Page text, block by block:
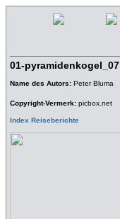
01-pyramidenkogel_07
Name des Autors: Peter Bluma
Copyright-Vermerk: picbox.net
Index Reiseberichte